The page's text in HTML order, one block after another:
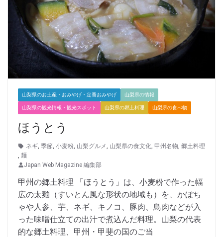
山梨県のお土産・おみやげ・定番おみやげ 山梨県の情報
山梨県の観光情報・観光スポット 山梨県の郷土料理 山梨県の食べ物
ほうとう
ネギ, 季節, 小麦粉, 山梨グルメ, 山梨県の食文化, 甲州名物, 郷土料理
, 麺
Japan Web Magazine 編集部
甲州の郷土料理 「ほうとう」は、小麦粉で作った幅
広の太麺（すいとん風な形状の地域も）を、かぼち
ゃや人参、芋、ネギ、キノコ、豚肉、鳥肉などが入
った味噌仕立ての出汁で煮込んだ料理。山梨の代表
的な郷土料理、甲州・甲斐の国のご当